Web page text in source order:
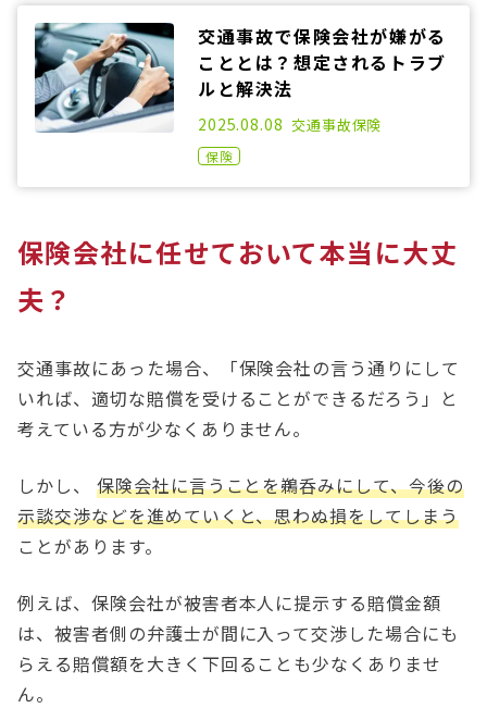
交通事故で保険会社が嫌がる
こととは？想定されるトラブ
ルと解決法
2021.07.21
2025.08.08 交通事故保険
保険
保険会社に任せておいて本当に大丈
夫？
交通事故にあった場合、「保険会社の言う通りにして
いれば、適切な賠償を受けることができるだろう」と
考えている方が少なくありません。
しかし、 保険会社に言うことを鵜呑みにして、今後の
示談交渉などを進めていくと、思わぬ損をしてしまう
ことがあります。
例えば、保険会社が被害者本人に提示する賠償金額
は、被害者側の弁護士が間に入って交渉した場合にも
らえる賠償額を大きく下回ることも少なくありませ
ん。